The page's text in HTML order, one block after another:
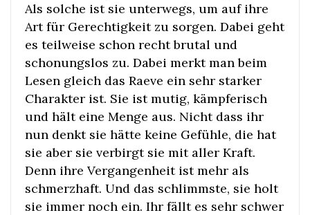
Als solche ist sie unterwegs, um auf ihre
Art für Gerechtigkeit zu sorgen. Dabei geht
es teilweise schon recht brutal und
schonungslos zu. Dabei merkt man beim
Lesen gleich das Raeve ein sehr starker
Charakter ist. Sie ist mutig, kämpferisch
und hält eine Menge aus. Nicht dass ihr
nun denkt sie hätte keine Gefühle, die hat
sie aber sie verbirgt sie mit aller Kraft.
Denn ihre Vergangenheit ist mehr als
schmerzhaft. Und das schlimmste, sie holt
sie immer noch ein. Ihr fällt es sehr schwer